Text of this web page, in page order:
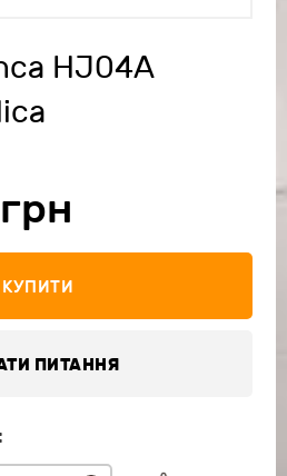
HJ04A
грн
КУПИТИ
ПИТАННЯ